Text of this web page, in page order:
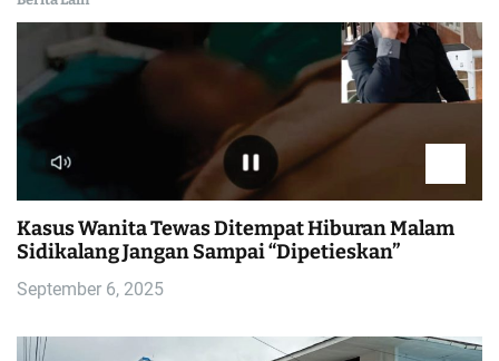
Kasus Wanita Tewas Ditempat Hiburan Malam
Sidikalang Jangan Sampai “Dipetieskan”
September 6, 2025